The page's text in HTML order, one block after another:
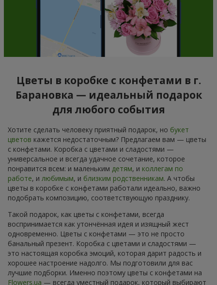
Цветы в коробке с конфетами в г.
Барановка — идеальный подарок
для любого события
Хотите сделать человеку приятный подарок, но букет
цветов кажется недостаточным? Предлагаем вам — цветы
с конфетами. Коробка с цветами и сладостями —
универсальное и всегда удачное сочетание, которое
понравится всем: и маленьким детям, и коллегам по
работе, и любимым, и близким родственникам. А чтобы
цветы в коробке с конфетами работали идеально, важно
подобрать композицию, соответствующую празднику.
Такой подарок, как цветы с конфетами, всегда
воспринимается как утончённая идея и изящный жест
одновременно. Цветы с конфетами — это не просто
банальный презент. Коробка с цветами и сладостями —
это настоящая коробка эмоций, которая дарит радость и
хорошее настроение надолго. Мы подготовили для вас
лучшие подборки. Именно поэтому цветы с конфетами на
Flowers.ua — всегда уместный подарок, который выбирают